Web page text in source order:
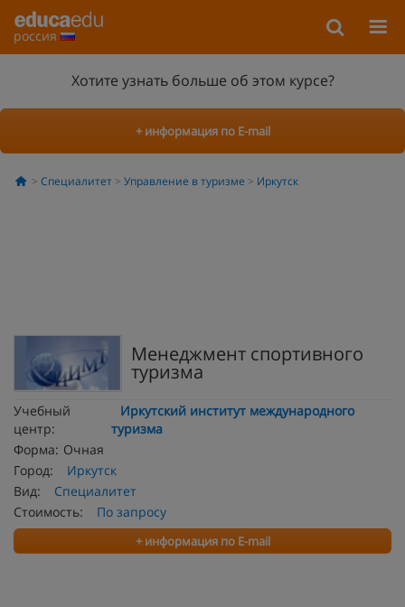
россия
Хотите узнать больше об этом курсе?
+ информация по E-mail
Специалитет Управление в туризме Иркутск
Менеджмент спортивного
туризма
Учебный
центр:
Иркутский институт международного
туризма
Форма: Очная
Город:
Иркутск
Вид:
Специалитет
Стоимость:
По запросу
+ информация по E-mail